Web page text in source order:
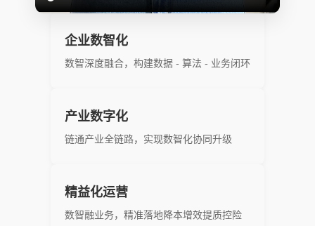
企业数智化
数智深度融合，构建数据 - 算法 - 业务闭环
产业数字化
链通产业全链路，实现数智化协同升级
精益化运营
数智融业务，精准落地降本增效提质控险